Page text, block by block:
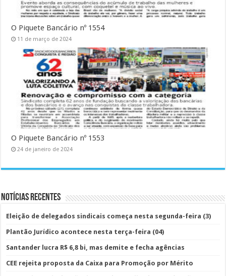
O Piquete Bancário nº 1554
11 de março de 2024
O Piquete Bancário nº 1553
24 de janeiro de 2024
Notícias Recentes
Eleição de delegados sindicais começa nesta segunda-feira (3)
Plantão Jurídico acontece nesta terça-feira (04)
Santander lucra R$ 6,8 bi, mas demite e fecha agências
CEE rejeita proposta da Caixa para Promoção por Mérito